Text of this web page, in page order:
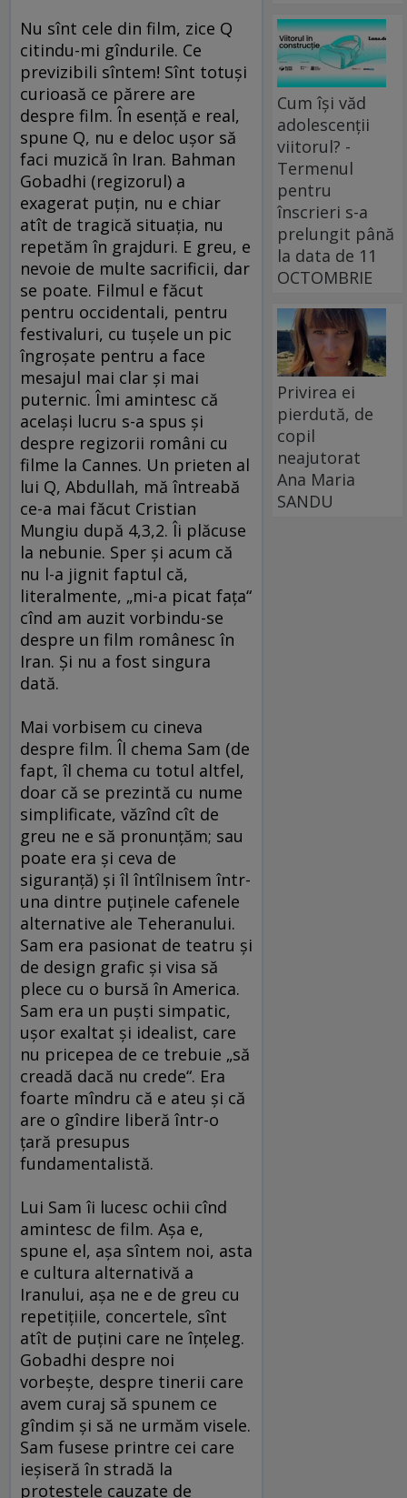
Nu sînt cele din film, zice Q
citindu-mi gîndurile. Ce
previzibili sîntem! Sînt totuşi
curioasă ce părere are
despre film. În esenţă e real,
spune Q, nu e deloc uşor să
faci muzică în Iran. Bahman
Gobadhi (regizorul) a
exagerat puţin, nu e chiar
atît de tragică situaţia, nu
repetăm în grajduri. E greu, e
nevoie de multe sacrificii, dar
se poate. Filmul e făcut
pentru occidentali, pentru
festivaluri, cu tuşele un pic
îngroşate pentru a face
mesajul mai clar şi mai
puternic. Îmi amintesc că
acelaşi lucru s-a spus şi
despre regizorii români cu
filme la Cannes. Un prieten al
lui Q, Abdullah, mă întreabă
ce-a mai făcut Cristian
Mungiu după 4,3,2. Îi plăcuse
la nebunie. Sper şi acum că
nu l-a jignit faptul că,
literalmente, „mi-a picat faţa“
cînd am auzit vorbindu-se
despre un film românesc în
Iran. Şi nu a fost singura
dată.
Mai vorbisem cu cineva
despre film. Îl chema Sam (de
fapt, îl chema cu totul altfel,
doar că se prezintă cu nume
simplificate, văzînd cît de
greu ne e să pronunţăm; sau
poate era şi ceva de
siguranţă) şi îl întîlnisem într-
una dintre puţinele cafenele
alternative ale Teheranului.
Sam era pasionat de teatru şi
de design grafic şi visa să
plece cu o bursă în America.
Sam era un puşti simpatic,
uşor exaltat şi idealist, care
nu pricepea de ce trebuie „să
creadă dacă nu crede“. Era
foarte mîndru că e ateu şi că
are o gîndire liberă într-o
ţară presupus
fundamentalistă.
Lui Sam îi lucesc ochii cînd
amintesc de film. Aşa e,
spune el, aşa sîntem noi, asta
e cultura alternativă a
Iranului, aşa ne e de greu cu
repetiţiile, concertele, sînt
atît de puţini care ne înţeleg.
Gobadhi despre noi
vorbeşte, despre tinerii care
avem curaj să spunem ce
gîndim şi să ne urmăm visele.
Sam fusese printre cei care
ieşiseră în stradă la
protestele cauzate de
Cum își văd
adolescenții
viitorul? -
Termenul
pentru
înscrieri s-a
prelungit până
la data de 11
OCTOMBRIE
Privirea ei
pierdută, de
copil
neajutorat
Ana Maria
SANDU